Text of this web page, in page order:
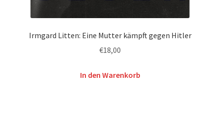
Irmgard Litten: Eine Mutter kämpft gegen Hitler
€18,00
In den Warenkorb